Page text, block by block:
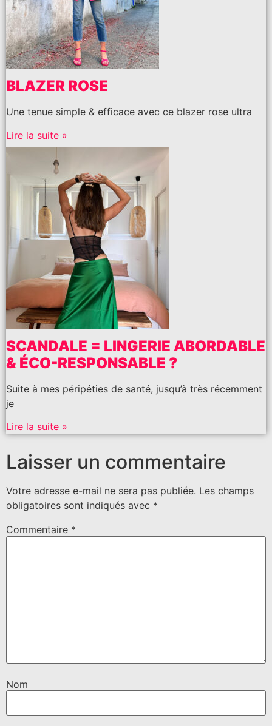
BLAZER ROSE
Une tenue simple & efficace avec ce blazer rose ultra
Lire la suite »
SCANDALE = LINGERIE ABORDABLE
& ÉCO-RESPONSABLE ?
Suite à mes péripéties de santé, jusqu’à très récemment
je
Lire la suite »
Laisser un commentaire
Votre adresse e-mail ne sera pas publiée. Les champs
obligatoires sont indiqués avec *
Commentaire *
Nom